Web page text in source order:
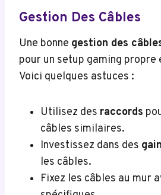
Gestion Des Câbles
Une bonne gestion des
pour un setup gaming
Voici quelques astuces :
Utilisez des raccords
câbles similaires.
Investissez dans des
les câbles.
Fixez les câbles au mur